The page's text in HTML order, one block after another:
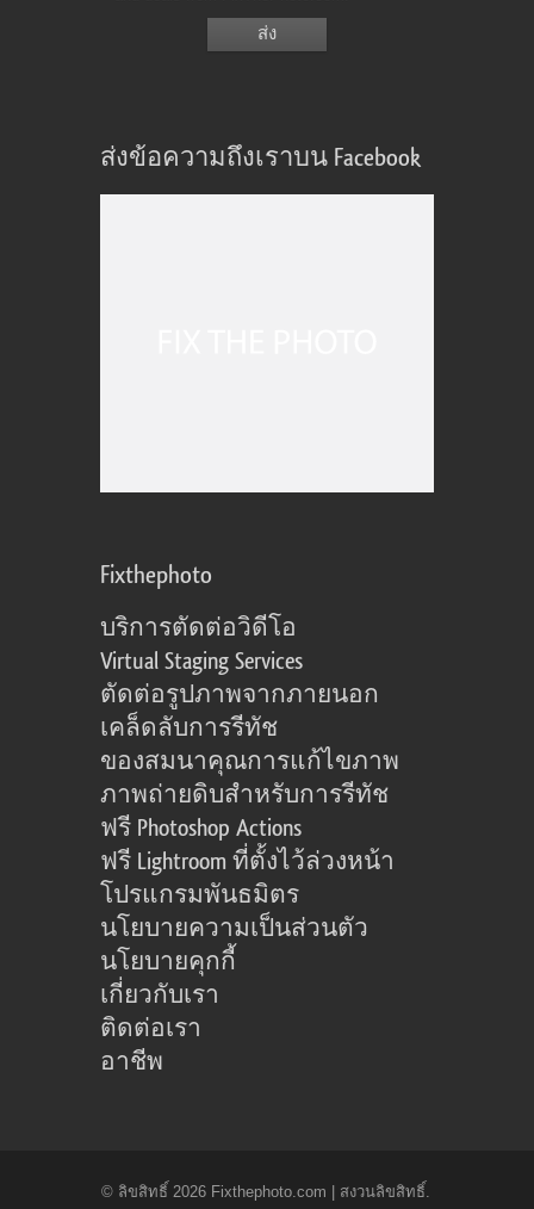
ส่งข้อความถึงเราบน Facebook
Fixthephoto
บริการตัดต่อวิดีโอ
Virtual Staging Services
ตัดต่อรูปภาพจากภายนอก
เคล็ดลับการรีทัช
ของสมนาคุณการแก้ไขภาพ
ภาพถ่ายดิบสำหรับการรีทัช
ฟรี Photoshop Actions
ฟรี Lightroom ที่ตั้งไว้ล่วงหน้า
โปรแกรมพันธมิตร
นโยบายความเป็นส่วนตัว
นโยบายคุกกี้
เกี่ยวกับเรา
ติดต่อเรา
อาชีพ
© ลิขสิทธิ์ 2026 Fixthephoto.com | สงวนลิขสิทธิ์.